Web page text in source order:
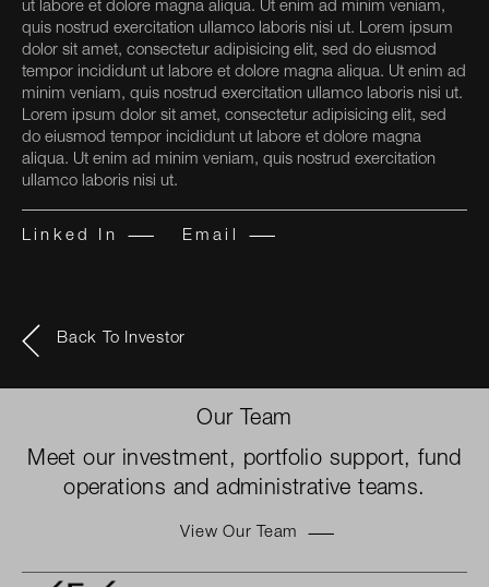
ut labore et dolore magna aliqua. Ut enim ad minim veniam,
quis nostrud exercitation ullamco laboris nisi ut. Lorem ipsum
dolor sit amet, consectetur adipisicing elit, sed do eiusmod
tempor incididunt ut labore et dolore magna aliqua. Ut enim ad
minim veniam, quis nostrud exercitation ullamco laboris nisi ut.
Lorem ipsum dolor sit amet, consectetur adipisicing elit, sed
do eiusmod tempor incididunt ut labore et dolore magna
aliqua. Ut enim ad minim veniam, quis nostrud exercitation
ullamco laboris nisi ut.
Linked In Email
Back To Investor
Our Team
Meet our investment, portfolio support, fund
operations and administrative teams.
View Our Team